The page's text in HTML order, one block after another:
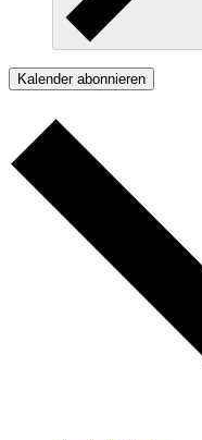
Kalender abonnieren